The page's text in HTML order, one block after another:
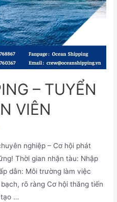
– TUYỂN
VIÊN
nghiệp – Cơ hội phát
Thời gian nhận tàu: Nhập
dẫn: Môi trường làm việc
rõ ràng Cơ hội thăng tiến
…